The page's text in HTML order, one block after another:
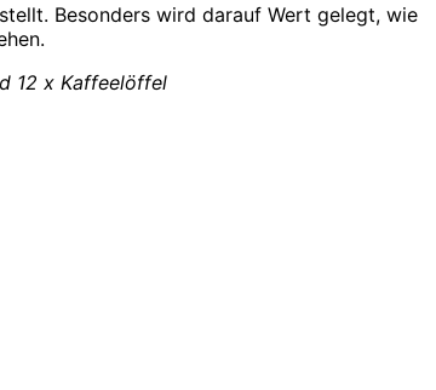
Besonders wird darauf Wert gelegt, wie
12 x Kaffeelöffel